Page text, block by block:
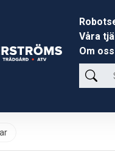
Våra
Om oss
Sök
bland